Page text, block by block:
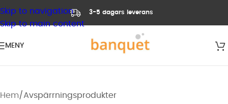
Skip to navigation
Skip to main content
3-5 dagars leverans
MENY
Hem Avspärrningsprodukter